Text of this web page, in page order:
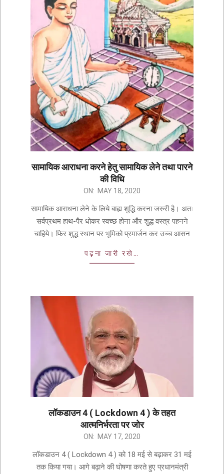
सामायिक आराधना करने हेतु सामायिक लेने तथा पारने
की विधि
ON: MAY 18, 2020
सामायिक आराधना लेने के लिये बाह्य शुद्धि करना जरुरी है। अतः
सर्वप्रथम हाथ-पैर धोकर स्वच्छ होना और शुद्ध वस्त्र पहनने
चाहिये। फिर शुद्ध स्थान पर भूमिको प्रमार्जन कर उच्च आसन
पढ़ना जारी रखे…
लॉकडाउन 4 ( Lockdown 4 ) के तहत
आत्मनिर्भरता पर जोर
ON: MAY 17, 2020
लॉकडाउन 4 ( Lockdown 4 ) को 18 मई से बढ़ाकर 31 मई
तक किया गया। आगे बढ़ाने की घोषणा करते हुए प्रधानमंत्री